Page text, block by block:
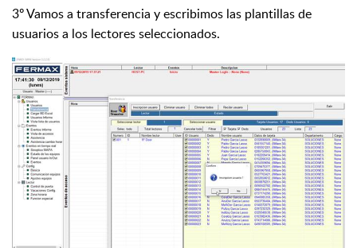
3º Vamos a transferencia y escribimos las plantillas de
usuarios a los lectores seleccionados.